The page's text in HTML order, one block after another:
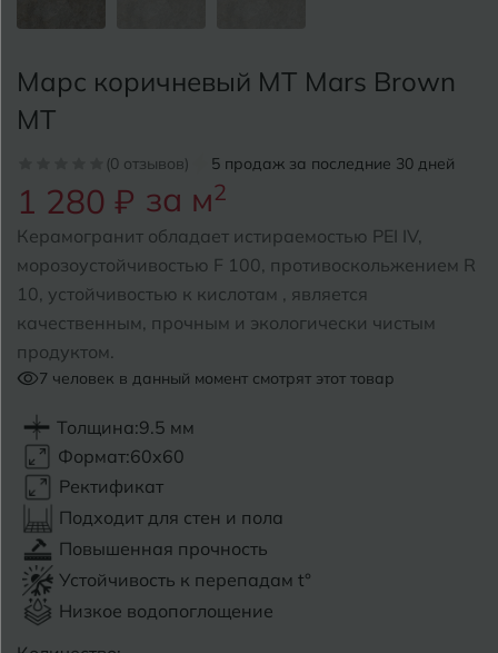
Марс коричневый MT Mars Brown
MT
(0 отзывов) 5 продаж за последние 30 дней
1 280 ₽ за м2
Керамогранит обладает истираемостью PEI IV,
морозоустойчивостью F 100, противоскольжением R
10, устойчивостью к кислотам , является
качественным, прочным и экологически чистым
продуктом.
7 человек в данный момент смотрят этот товар
Толщина:9.5 мм
Формат:60x60
Ректификат
Подходит для стен и пола
Повышенная прочность
Устойчивость к перепадам t°
Низкое водопоглощение
Анапа
Б Барнаул
Белгород
Белореченск
Боровичи
Бугульма
Бугуруслан
В Великий Новгород
Владимир
Ростов-на-Дону
Саратов